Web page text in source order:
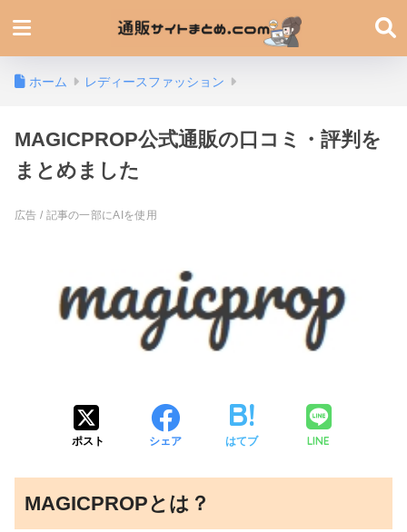
ホーム レディースファッション
MAGICPROP公式通販の口コミ・評判を
まとめました
ポスト シェア はてブ LINE
MAGICPROPとは？